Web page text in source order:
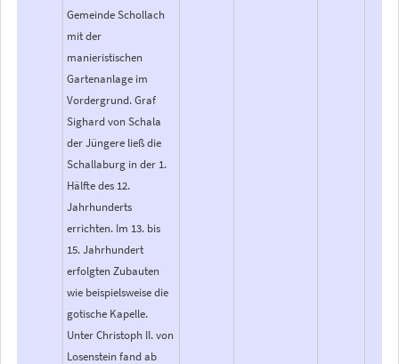
Gemeinde Schollach
mit der
manieristischen
Gartenanlage im
Vordergrund. Graf
Sighard von Schala
der Jüngere ließ die
Schallaburg in der 1.
Hälfte des 12.
Jahrhunderts
errichten. Im 13. bis
15. Jahrhundert
erfolgten Zubauten
wie beispielsweise die
gotische Kapelle.
Unter Christoph II. von
Losenstein fand ab